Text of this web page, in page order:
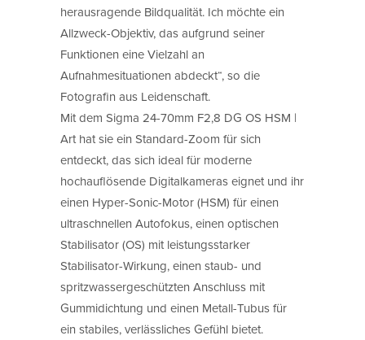
herausragende Bildqualität. Ich möchte ein
Allzweck-Objektiv, das aufgrund seiner
Funktionen eine Vielzahl an
Aufnahmesituationen abdeckt“, so die
Fotografin aus Leidenschaft.
Mit dem Sigma 24-70mm F2,8 DG OS HSM |
Art hat sie ein Standard-Zoom für sich
entdeckt, das sich ideal für moderne
hochauflösende Digitalkameras eignet und ihr
einen Hyper-Sonic-Motor (HSM) für einen
ultraschnellen Autofokus, einen optischen
Stabilisator (OS) mit leistungsstarker
Stabilisator-Wirkung, einen staub- und
spritzwassergeschützten Anschluss mit
Gummidichtung und einen Metall-Tubus für
ein stabiles, verlässliches Gefühl bietet.